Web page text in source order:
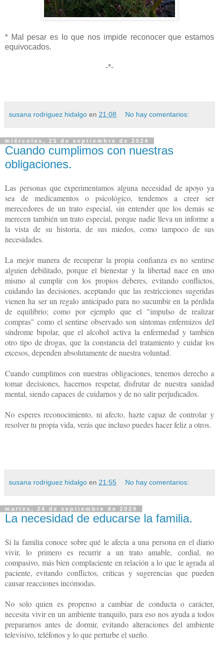
* Mal pesar es lo que nos impide reconocer que estamos
equivocados.
-*-
susana rodriguez hidalgo en 21:08 No hay comentarios:
miércoles, 25 de septiembre de 2024
Cuando cumplimos con nuestras
obligaciones.
Las personas que experimentamos alguna necesidad de apoyo ya
sea de medicamentos o psicológico, tendemos a creer ser
merecedores de un trato especial, sin entender que los demás se
merecen también un trato especial, porque nadie lleva un informe a
la vista de su historia, de sus miedos, como tampoco de sus
necesidades.
La mejor manera de recuperar la propia confianza es no sentirse
alguien debilitado, porque el bienestar y la libertad nace en uno
mismo al cumplir con los propios deberes, evitando conflictos,
cuidando las decisiones, aceptando que las restricciones sugeridas
vienen ha ser un regalo anticipado para no sucumbir en la pérdida
de equilibrio; como por ejemplo que el "impulso de realizar
compras" como el sentirse observado son síntomas enfermizos del
síndrome bipolar, que el alcohol activa la enfermedad y también
otro tipo de drogas, que la constancia del tratamiento y cuidar los
excesos, dependen absolutamente de nuestra voluntad.
Cuando cumplimos con nuestras obligaciones, tenemos derecho a
tomar decisiones, hacernos respetar, disfrutar de nuestra sanidad
mental, siendo capaces de cuidarnos y de no salir perjudicados.
No esperes reconocimiento, ni afecto, hazte capaz de controlar y
resolver tu propia vida, verás que incluso puedes hacer feliz a otros.
susana rodriguez hidalgo en 21:55 No hay comentarios:
martes, 24 de septiembre de 2024
La necesidad de educarse la familia.
Si la familia conoce sobre qué le afecta a una persona en el diario
vivir, lo primero es recurrir a un trato amable, cordial, no
compasivo, más bien complaciente en relación a lo que le agrada al
paciente, evitando conflictos, críticas y sugerencias que pueden
causar reacciones incómodas.
No solo quien es propenso a cambiar de conducta o carácter,
necesita vivir en un ambiente tranquilo, para eso nos ayuda a todos
prepararnos antes de dormir, evitando alteraciones del ambiente
televisivo, teléfonos y lo que perturbe el sueño.